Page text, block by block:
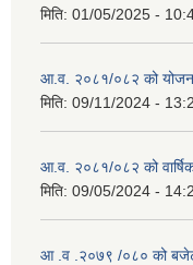
मिति: 01/05/2025 -
आ.व. २०८१/०८२ को
मिति: 09/11/2024 -
आ.व. २०८१/०८२ को
मिति: 09/05/2024 -
आ .व .२०७९ /०८० को